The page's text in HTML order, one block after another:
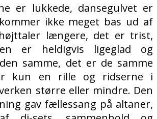
er lukkede, dansegulvet er
ikke meget bas ud af
længere, det er trist,
er heldigvis ligeglad og
samme, det er de samme
kun en rille og ridserne i
større eller mindre. Den
gav fællessang på altaner,